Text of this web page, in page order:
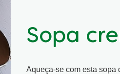
Sopa
Aqueça-se com esta sopa